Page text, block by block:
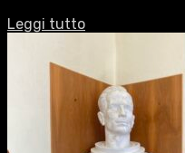
Leggi tutto